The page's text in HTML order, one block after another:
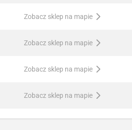
Zobacz sklep na mapie
Zobacz sklep na mapie
Zobacz sklep na mapie
Zobacz sklep na mapie